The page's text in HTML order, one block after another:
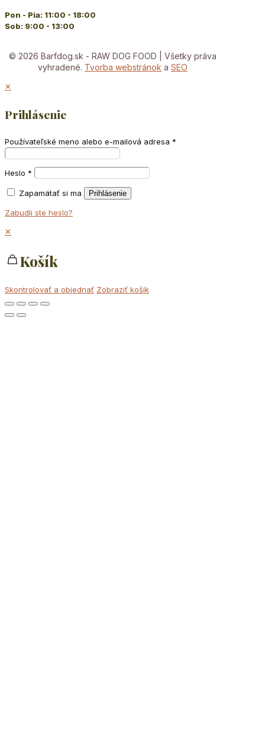
Pon - Pia: 11:00 - 18:00
Sob: 9:00 - 13:00
© 2026 Barfdog.sk - RAW DOG FOOD | Všetky práva
vyhradené. Tvorba webstránok a SEO
✕
Prihlásenie
Používateľské meno alebo e-mailová adresa *
Heslo *
Zapamätať si ma Prihlásenie
Zabudli ste heslo?
✕
Košík
Skontrolovať a objednať Zobraziť košík